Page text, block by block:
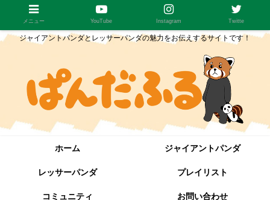
ジャイアントパンダとレッサーパンダの魅力をお伝えするサイトです！
ホーム ジャイアントパンダ
レッサーパンダ プレイリスト
コミュニティ お問い合わせ
メニュー YouTube Instagram Twitte